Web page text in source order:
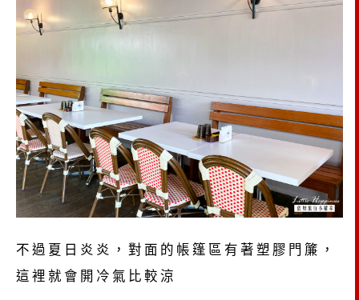
不過夏日炎炎，對面的帳篷區有著塑膠門簾，
這裡就會開冷氣比較涼